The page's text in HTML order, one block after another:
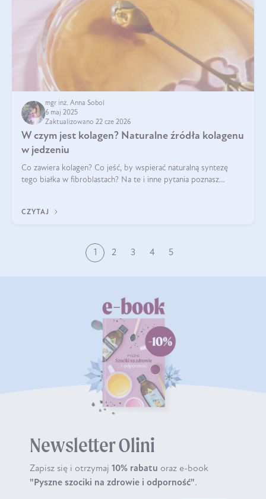
mgr inż. Anna Sobol
6 maj 2025
Zaktualizowano 22 cze 2026
W czym jest kolagen? Naturalne źródła kolagenu
w jedzeniu
Co zawiera kolagen? Co jeść, by wspierać naturalną syntezę
tego białka w fibroblastach? Na te i inne pytania poznasz
CZYTAJ
1 2 3 4 5
Newsletter Olini
Zapisz się i otrzymaj 10% rabatu oraz e-book
"Pyszne szociki na zdrowie i odporność".